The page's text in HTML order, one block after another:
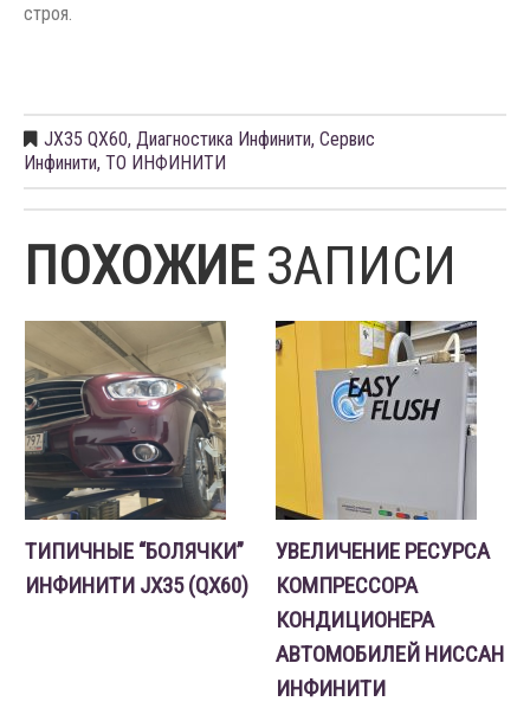
строя.
JX35 QX60, Диагностика Инфинити, Сервис
Инфинити, ТО ИНФИНИТИ
ПОХОЖИЕ ЗАПИСИ
ТИПИЧНЫЕ “БОЛЯЧКИ”
ИНФИНИТИ JX35 (QX60)
УВЕЛИЧЕНИЕ РЕСУРСА
КОМПРЕССОРА
КОНДИЦИОНЕРА
АВТОМОБИЛЕЙ НИССАН
ИНФИНИТИ